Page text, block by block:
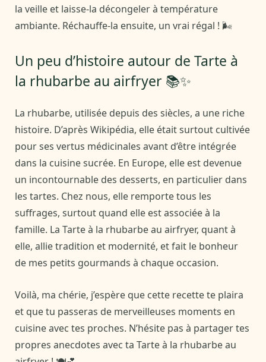
la veille et laisse-la décongeler à température
ambiante. Réchauffe-la ensuite, un vrai régal ! 🌬️
Un peu d’histoire autour de Tarte à
la rhubarbe au airfryer 📚✨
La rhubarbe, utilisée depuis des siècles, a une riche
histoire. D’après Wikipédia, elle était surtout cultivée
pour ses vertus médicinales avant d’être intégrée
dans la cuisine sucrée. En Europe, elle est devenue
un incontournable des desserts, en particulier dans
les tartes. Chez nous, elle remporte tous les
suffrages, surtout quand elle est associée à la
famille. La Tarte à la rhubarbe au airfryer, quant à
elle, allie tradition et modernité, et fait le bonheur
de mes petits gourmands à chaque occasion.
Voilà, ma chérie, j’espère que cette recette te plaira
et que tu passeras de merveilleuses moments en
cuisine avec tes proches. N’hésite pas à partager tes
propres anecdotes avec ta Tarte à la rhubarbe au